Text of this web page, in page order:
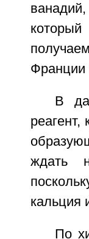
Франции
В
ждать
кальция
По